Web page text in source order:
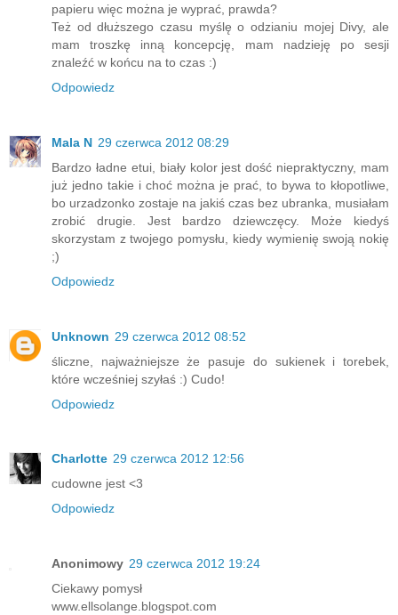
papieru więc można je wyprać, prawda?
Też od dłuższego czasu myślę o odzianiu mojej Divy, ale
mam troszkę inną koncepcję, mam nadzieję po sesji
znaleźć w końcu na to czas :)
Odpowiedz
Mala N 29 czerwca 2012 08:29
Bardzo ładne etui, biały kolor jest dość niepraktyczny, mam
już jedno takie i choć można je prać, to bywa to kłopotliwe,
bo urzadzonko zostaje na jakiś czas bez ubranka, musiałam
zrobić drugie. Jest bardzo dziewczęcy. Może kiedyś
skorzystam z twojego pomysłu, kiedy wymienię swoją nokię
;)
Odpowiedz
Unknown 29 czerwca 2012 08:52
śliczne, najważniejsze że pasuje do sukienek i torebek,
które wcześniej szyłaś :) Cudo!
Odpowiedz
Charlotte 29 czerwca 2012 12:56
cudowne jest <3
Odpowiedz
Anonimowy 29 czerwca 2012 19:24
Ciekawy pomysł
www.ellsolange.blogspot.com